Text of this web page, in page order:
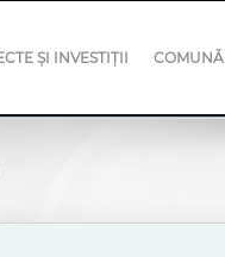
ȘI INVESTIȚII COMUNĂ